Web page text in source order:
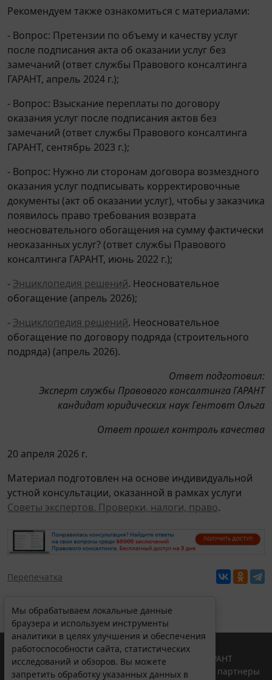
Рекомендуем также ознакомиться с материалами:
- Вопрос: Претензии по объему и качеству услуг
после подписания акта об оказании услуг без
замечаний (ответ службы Правового консалтинга
ГАРАНТ, апрель 2024 г.);
- Вопрос: Взыскание переплаты по договору
оказания услуг после подписания актов без
замечаний (ответ службы Правового консалтинга
ГАРАНТ, сентябрь 2023 г.);
- Вопрос: Нужно ли сторонам договора возмездного
оказания услуг подписывать корректировочные
документы (акт об оказании услуг), чтобы у заказчика
появилось право требования возврата
неосновательного обогащения на сумму фактически
неоказанных услуг? (ответ службы Правового
консалтинга ГАРАНТ, июнь 2022 г.);
- Энциклопедия решений. Неосновательное
обогащение (апрель 2026);
- Энциклопедия решений. Неосновательное
обогащение по договору подряда (строительного
подряда) (апрель 2026).
Ответ подготовил:
Эксперт службы Правового консалтинга ГАРАНТ
кандидат юридических наук Гентовт Ольга
Ответ прошел контроль качества
20 апреля 2026 г.
Материал подготовлен на основе индивидуальной
устной консультации, оказанной в рамках услуги
Советы экспертов. Проверки, налоги, право.
Перепечатка
Мы обрабатываем локальные данные
браузера и используем инструменты
аналитики в целях улучшения и обеспечения
работоспособности сайта, статистических
исследований и обзоров. Вы можете
запретить обработку указанных данных в
© ООО "НПП "ГАРАНТ-СЕРВИС", 2026. Система ГАРАНТ
выпускается с 1990 года. Компания "Гарант" и ее партнеры